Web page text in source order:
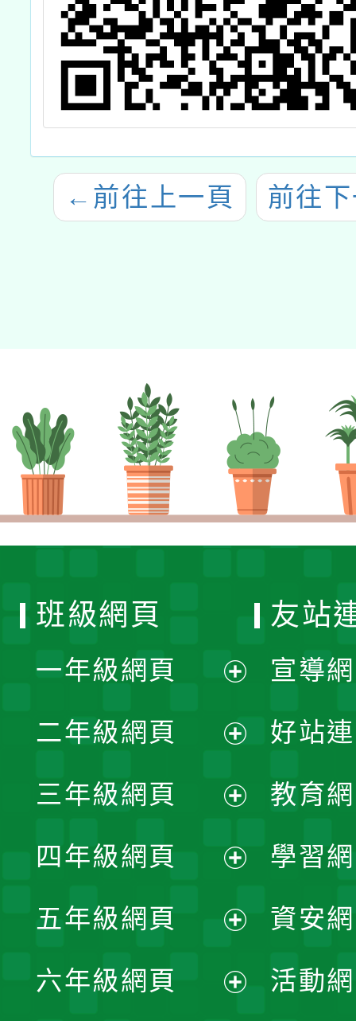
← 前往上一頁 前往
班級網頁
一年級網頁
開
選
單
二年級網頁
開
選
單
三年級網頁
開
選
單
四年級網頁
開
選
五年級網頁
開
六年級網頁
友站
宣導
好站
教育
學習
資安
活動